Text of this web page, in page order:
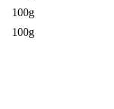
100g
100g